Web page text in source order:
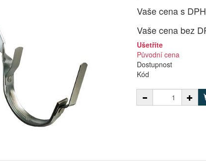
Vaše cena s DPH
Vaše cena bez
Ušetříte
Původní cena
Dostupnost
Kód